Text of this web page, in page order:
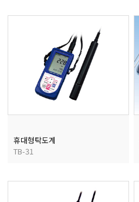
휴대형탁도계
TB-31